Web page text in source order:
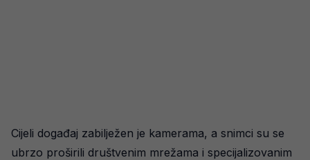
Cijeli događaj zabilježen je kamerama, a snimci su se
ubrzo proširili društvenim mrežama i specijalizovanim